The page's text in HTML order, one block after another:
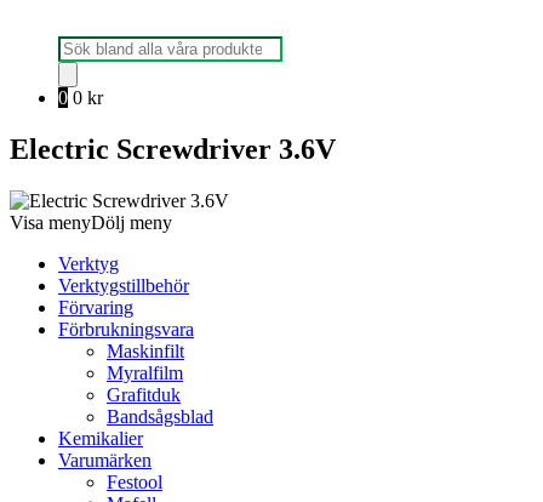
Produktsökning
0 0 kr
Electric Screwdriver 3.6V
Visa menyDölj meny
Verktyg
Verktygstillbehör
Förvaring
Förbrukningsvara
Maskinfilt
Myralfilm
Grafitduk
Bandsågsblad
Kemikalier
Varumärken
Festool